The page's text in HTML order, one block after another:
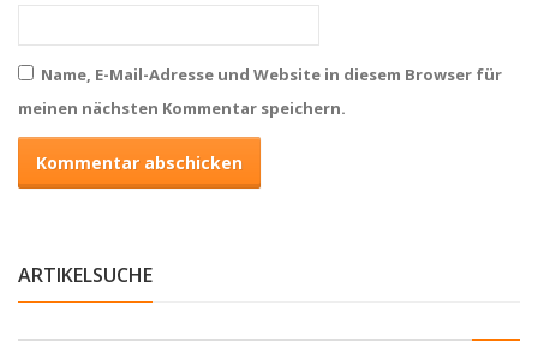
Name, E-Mail-Adresse und Website in diesem Browser für
meinen nächsten Kommentar speichern.
ARTIKELSUCHE